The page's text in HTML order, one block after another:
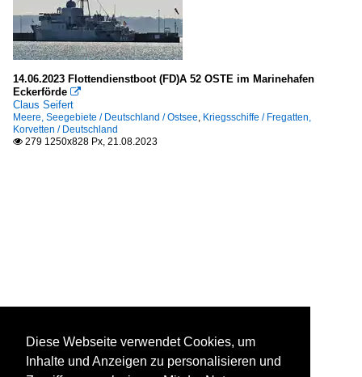
14.06.2023 Flottendienstboot (FD)A 52 OSTE im Marinehafen
Eckerförde 
Claus Seifert
Meere, Seegebiete / Deutschland / Ostsee, Kriegsschiffe / Fregatten,
Korvetten / Deutschland
 279 1250x828 Px, 21.08.2023
Diese Webseite verwendet Cookies, um
Inhalte und Anzeigen zu personalisieren und